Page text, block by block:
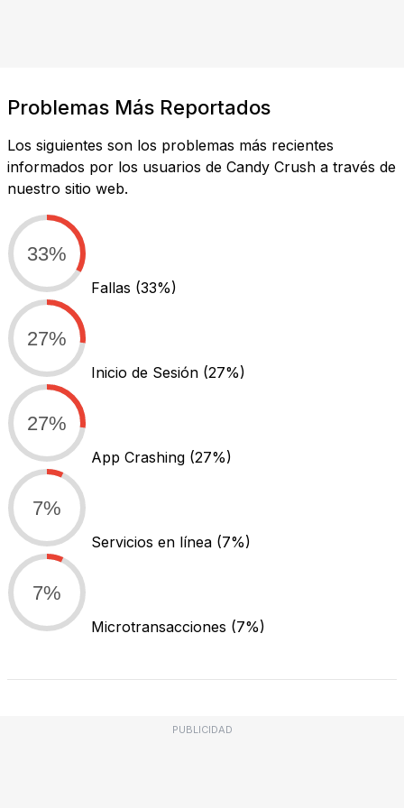
Problemas Más Reportados
Los siguientes son los problemas más recientes
informados por los usuarios de Candy Crush a través de
nuestro sitio web.
33%
Fallas (33%)
27%
Inicio de Sesión (27%)
27%
App Crashing (27%)
7%
Servicios en línea (7%)
7%
Microtransacciones (7%)
PUBLICIDAD